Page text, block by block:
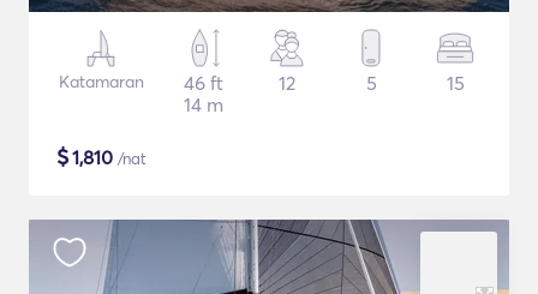
Katamaran
46 ft
14 m
12 5 15
$1,810 /nat